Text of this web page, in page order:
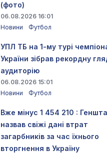
(фото)
06.08.2026 16:01
Новини
Футбол
УПЛ ТБ на 1-му турі
України зібрав рекордну
аудиторію
06.08.2026 15:01
Новини
Футбол
Вже мінус 1 454 210 :
назвав свіжі дані втрат
загарбників за час їхнього
вторгнення в Україну